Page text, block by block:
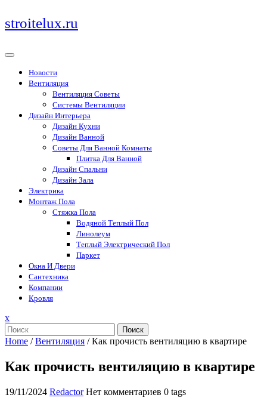
Перейти
к
stroitelux.ru
Новости
Вентиляция
Вентиляция Советы
Системы Вентиляции
Дизайн Интерьера
Дизайн Кухни
Дизайн Ванной
Советы Для Ванной Комнаты
Плитка Для Ванной
Дизайн Спальни
Дизайн Зала
Электрика
Монтаж Пола
Стяжка Пола
Водяной Теплый Пол
Линолеум
Теплый Электрический Пол
Паркет
Окна И Двери
Сантехника
Компании
Кровля
xЗакрыть
меню
Поиск
Home /Вентиляция /Как прочисть вентиляцию в квартире
Как прочисть вентиляцию в квартире
19/11/2024 Redactor Нет комментариев 0 tags